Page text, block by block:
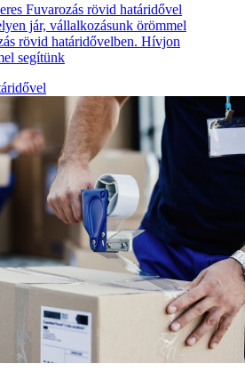
Fuvarozás rövid határidővel
jár, vállalkozásunk örömmel
rövid határidővelben. Hívjon
segítünk